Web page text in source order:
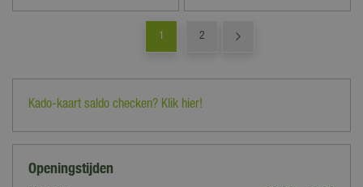
1 2
Kado-kaart saldo checken? Klik hier!
Openingstijden